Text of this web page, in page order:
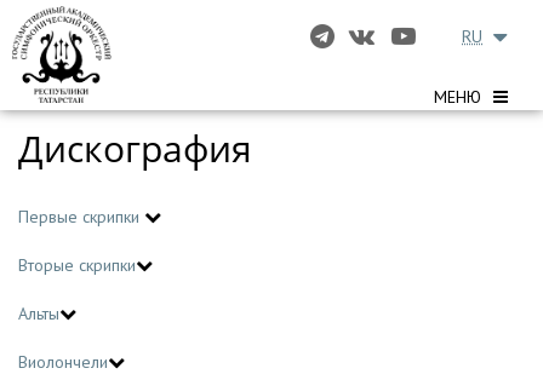
МЕНЮ
RU
Дискография
Первые скрипки
Вторые скрипки
Альты
Виолончели